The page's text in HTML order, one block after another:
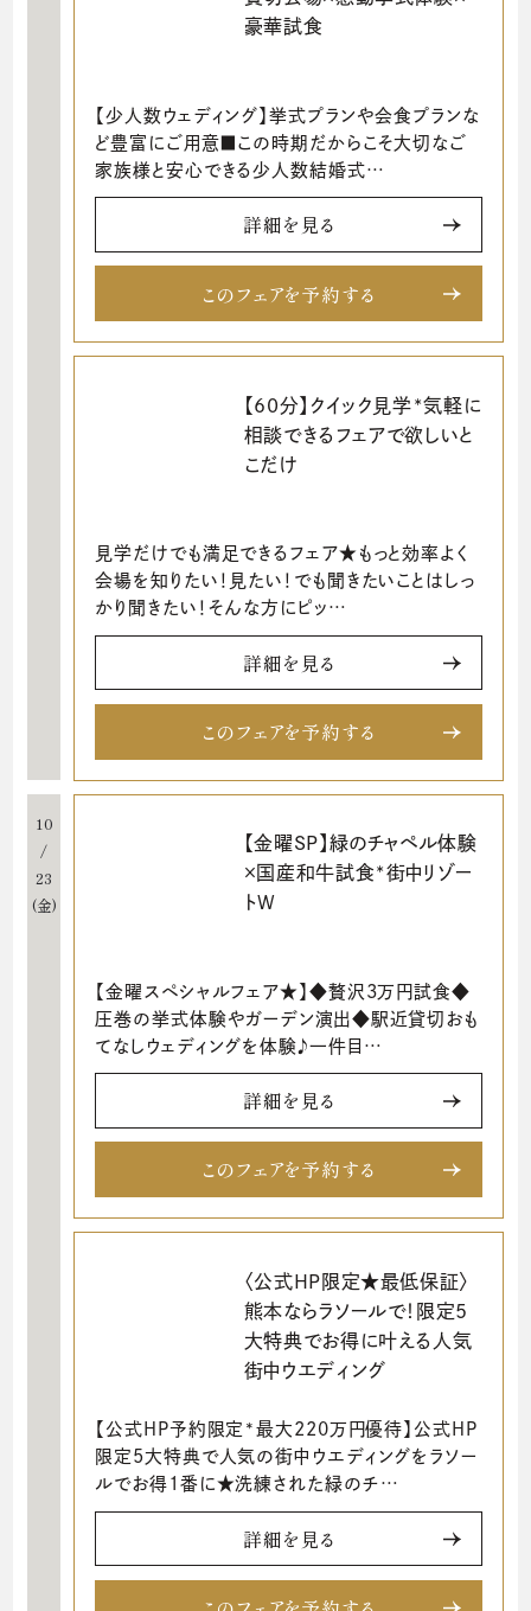
豪華試食
【少人数ウェディング】挙式プランや会食プランな
ど豊富にご用意■この時期だからこそ大切なご
家族様と安心できる少人数結婚式…
詳細を見る
このフェアを予約する
【60分】クイック見学*気軽に
相談できるフェアで欲しいと
こだけ
見学だけでも満足できるフェア★もっと効率よく
会場を知りたい！見たい！でも聞きたいことはしっ
かり聞きたい！そんな方にピッ…
詳細を見る
このフェアを予約する
10
/
23
(金)
【金曜SP】緑のチャペル体験
×国産和牛試食*街中リゾー
トW
【金曜スペシャルフェア★】◆贅沢3万円試食◆
圧巻の挙式体験やガーデン演出◆駅近貸切おも
てなしウェディングを体験♪一件目…
詳細を見る
このフェアを予約する
〈公式HP限定★最低保証〉
熊本ならラソールで！限定5
大特典でお得に叶える人気
街中ウエディング
【公式HP予約限定*最大220万円優待】公式HP
限定5大特典で人気の街中ウエディングをラソー
ルでお得1番に★洗練された緑のチ…
詳細を見る